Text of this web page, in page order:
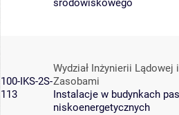
środowiskowego
100-IKS-2S-
113
Wydział Inżynierii Lądowej
Zasobami
Instalacje w budynkach
niskoenergetycznych